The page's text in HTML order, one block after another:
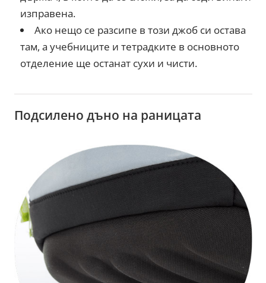
изправена.
Ако нещо се разсипе в този джоб си остава
там, а учебниците и тетрадките в основното
отделение ще останат сухи и чисти.
Подсилено дъно на раницата